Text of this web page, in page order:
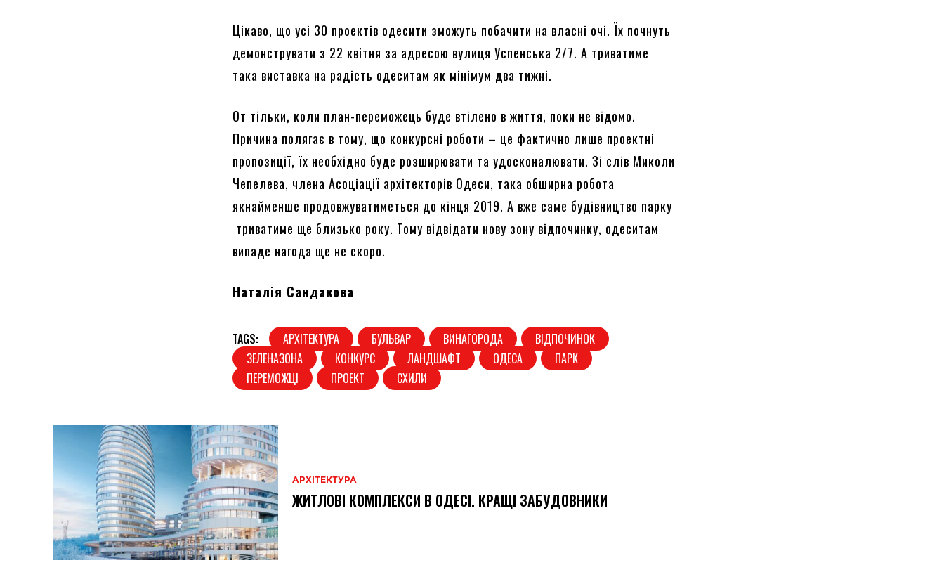
Цікаво, що усі 30 проектів одесити зможуть побачити на власні очі. Їх почнуть
демонструвати з 22 квітня за адресою вулиця Успенська 2/7. А триватиме
така виставка на радість одеситам як мінімум два тижні.
От тільки, коли план-переможець буде втілено в життя, поки не відомо.
Причина полягає в тому, що конкурсні роботи – це фактично лише проектні
пропозиції, їх необхідно буде розширювати та удосконалювати. Зі слів Миколи
Чепелева, члена Асоціації архітекторів Одеси, така обширна робота
якнайменше продовжуватиметься до кінця 2019. А вже саме будівництво парку
триватиме ще близько року. Тому відвідати нову зону відпочинку, одеситам
випаде нагода ще не скоро.
Наталія Сандакова
TAGS: АРХІТЕКТУРА БУЛЬВАР ВИНАГОРОДА
ВІДПОЧИНОК
ЗЕЛЕНАЗОНА
КОНКУРС ЛАНДШАФТ ОДЕСА
ПАРК
ПЕРЕМОЖЦІ
ПРОЕКТ СХИЛИ
АРХІТЕКТУРА
ЖИТЛОВІ КОМПЛЕКСИ В ОДЕСІ. КРАЩІ ЗАБУДОВНИКИ